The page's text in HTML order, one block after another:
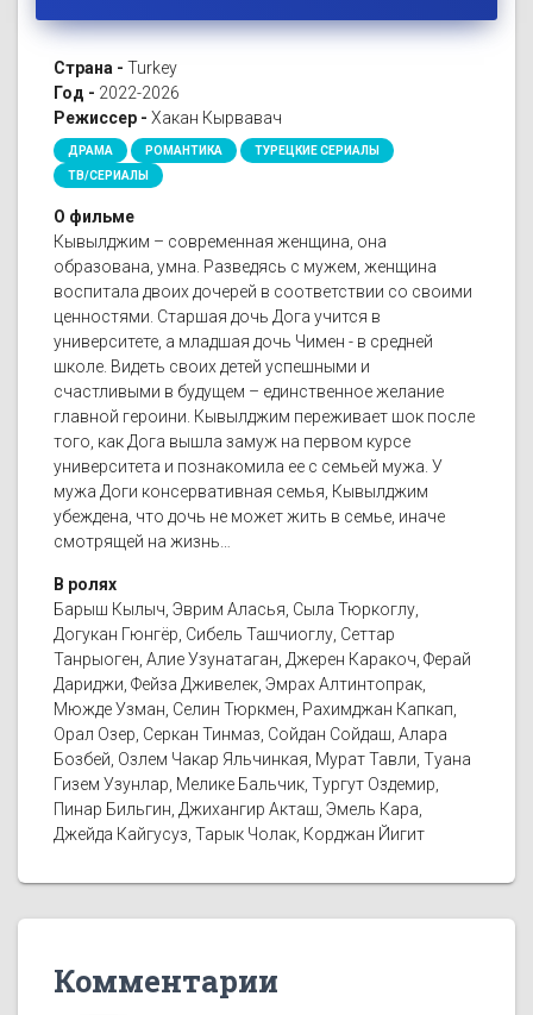
Страна - Turkey
Год - 2022-2026
Режиссер - Хакан Кырвавач
ДРАМА РОМАНТИКА
ТУРЕЦКИЕ СЕРИАЛЫ
ТВ/СЕРИАЛЫ
О фильме
Кывылджим – современная женщина, она
образована, умна. Разведясь с мужем, женщина
воспитала двоих дочерей в соответствии со своими
ценностями. Старшая дочь Дога учится в
университете, а младшая дочь Чимен - в средней
школе. Видеть своих детей успешными и
счастливыми в будущем – единственное желание
главной героини. Кывылджим переживает шок после
того, как Дога вышла замуж на первом курсе
университета и познакомила ее с семьей мужа. У
мужа Доги консервативная семья, Кывылджим
убеждена, что дочь не может жить в семье, иначе
смотрящей на жизнь…
В ролях
Барыш Кылыч, Эврим Аласья, Сыла Тюркоглу,
Догукан Гюнгёр, Сибель Ташчиоглу, Сеттар
Танрыоген, Алие Узунатаган, Джерен Каракоч, Ферай
Дариджи, Фейза Дживелек, Эмрах Алтинтопрак,
Мюжде Узман, Селин Тюркмен, Рахимджан Капкап,
Орал Озер, Серкан Тинмаз, Сойдан Сойдаш, Алара
Бозбей, Озлем Чакар Яльчинкая, Мурат Тавли, Туана
Гизем Узунлар, Мелике Бальчик, Тургут Оздемир,
Пинар Бильгин, Джихангир Акташ, Эмель Кара,
Джейда Кайгусуз, Тарык Чолак, Корджан Йигит
Комментарии